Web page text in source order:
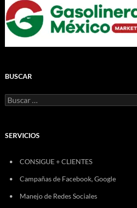
BUSCAR
Buscar:
SERVICIOS
CONSIGUE + CLIENTES
Campañas de Facebook, Google
Manejo de Redes Sociales